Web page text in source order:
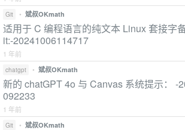
Git • 斌叔OKmath
适用于 C 编程语言的纯文本 Linux 套接字
it:-20241006114717
1 年前
chatgpt • 斌叔OKmath
新的 chatGPT 4o 与 Canvas 系统提示： -
092233
1 年前
Git • 斌叔OKmath